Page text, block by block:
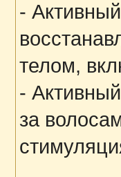
-
телом,
-
за